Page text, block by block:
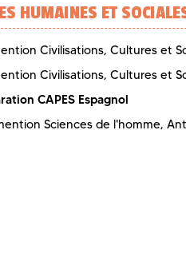
HUMAINES ET
Civilisations, Cultures et
Civilisations, Cultures et
CAPES Espagnol
Sciences de l'homme,